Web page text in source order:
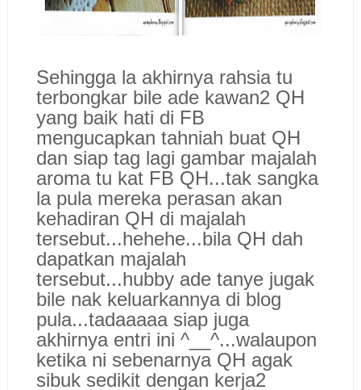
Sehingga la akhirnya rahsia tu
terbongkar bile ade kawan2 QH
yang baik hati di FB
mengucapkan tahniah buat QH
dan siap tag lagi gambar majalah
aroma tu kat FB QH...tak sangka
la pula mereka perasan akan
kehadiran QH di majalah
tersebut...hehehe...bila QH dah
dapatkan majalah
tersebut...hubby ade tanye jugak
bile nak keluarkannya di blog
pula...tadaaaaa siap juga
akhirnya entri ini ^__^...walaupon
ketika ni sebenarnya QH agak
sibuk sedikit dengan kerja2